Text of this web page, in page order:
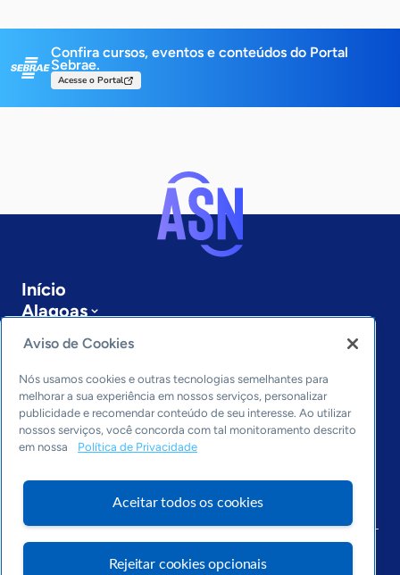
Confira cursos, eventos e conteúdos do Portal
Sebrae.
Acesse o Portal
Início
Alagoas
Sobre a ASN
Últimas notícias
Entre em contato
Editorias
Economia & Política
Inovação & Tecnologia
Cultura empreendedora
Arquivo
Aviso de Cookies
Nós usamos cookies e outras tecnologias semelhantes para
melhorar a sua experiência em nossos serviços, personalizar
publicidade e recomendar conteúdo de seu interesse. Ao utilizar
nossos serviços, você concorda com tal monitoramento descrito
em nossa
Política de Privacidade
Aceitar todos os cookies
Rejeitar cookies opcionais